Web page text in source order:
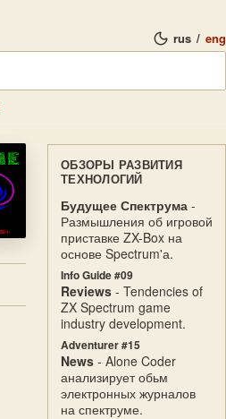
rus / eng
ОБЗОРЫ РАЗВИТИЯ
ТЕХНОЛОГИЙ
Будущее Спектрума -
Размышления об игровой
приставке ZX-Box на
основе Spectrum'а.
Info Guide #09
Reviews - Tendencies of
ZX Spectrum game
industry development.
Adventurer #15
News - Alone Coder
анализирует обьм
электронных журналов
на спектруме.